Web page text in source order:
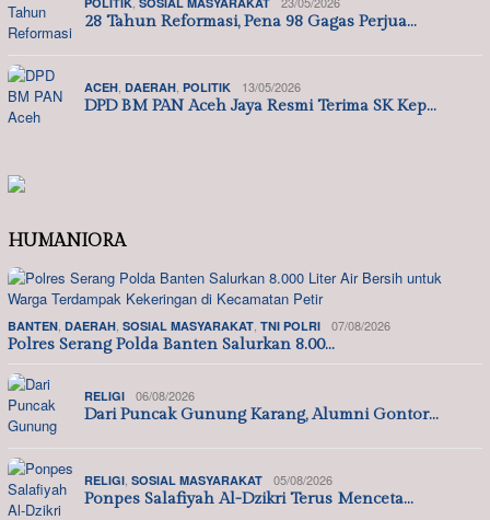
28 Tahun Reformasi, Pena 98 Gagas Perjua…
ACEH, DAERAH, POLITIK 13/05/2026
DPD BM PAN Aceh Jaya Resmi Terima SK Kep…
HUMANIORA
BANTEN DAERAH SOSIAL MASYARAKAT TNI POLRI 07/08/2026
Polres Serang Polda Banten Salurkan 8.00…
RELIGI 06/08/2026
Dari Puncak Gunung Karang, Alumni Gontor…
RELIGI SOSIAL MASYARAKAT 05/08/2026
Ponpes Salafiyah Al-Dzikri Terus Menceta…